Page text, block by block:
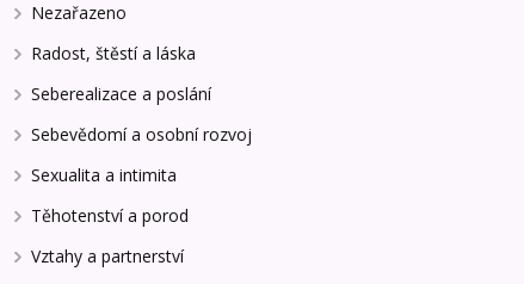
Nezařazeno
Radost, štěstí a láska
Seberealizace a poslání
Sebevědomí a osobní rozvoj
Sexualita a intimita
Těhotenství a porod
Vztahy a partnerství